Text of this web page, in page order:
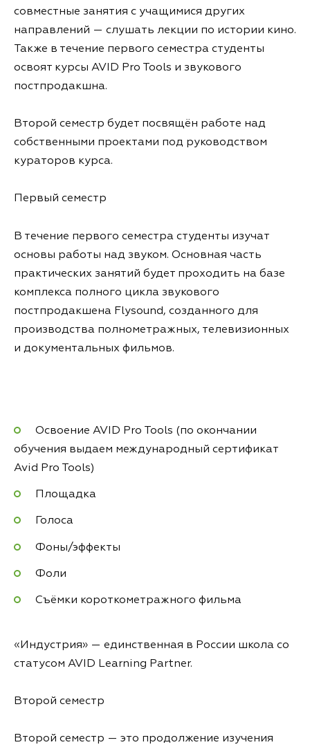
совместные занятия с учащимися других
направлений — слушать лекции по истории кино.
Также в течение первого семестра студенты
освоят курсы AVID Pro Tools и звукового
постпродакшна.
Второй семестр будет посвящён работе над
собственными проектами под руководством
кураторов курса.
Первый семестр
В течение первого семестра студенты изучат
основы работы над звуком. Основная часть
практических занятий будет проходить на базе
комплекса полного цикла звукового
постпродакшена Flysound, созданного для
производства полнометражных, телевизионных
и документальных фильмов.
Освоение AVID Pro Tools (по окончании
обучения выдаем международный сертификат
Avid Pro Tools)
Площадка
Голоса
Фоны/эффекты
Фоли
Съёмки короткометражного фильма
«Индустрия» — единственная в России школа со
статусом AVID Learning Partner.
Второй семестр
Второй семестр — это продолжение изучения